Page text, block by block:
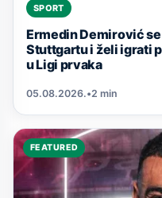
SPORT
Ermedin Demirović
Stuttgartu i želi igrati
u Ligi prvaka
05.08.2026.•2 min
FEATURED